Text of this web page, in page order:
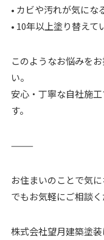
• カビや汚れが気にな
• 10年以上塗り替えて
このようなお悩みを
い。
安心・丁寧な自社施
す。
⸻
お住まいのことで気
でもお気軽にご相談く
株式会社望月建築塗